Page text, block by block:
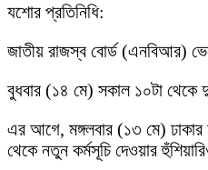
যশোর প্রতিনিধি:
জাতীয় রাজস্ব বোর্ড (এনবিআর)
বুধবার (১৪ মে) সকাল ১০টা থেকে
এর আগে, মঙ্গলবার (১৩ মে) ঢাকার
থেকে নতুন কর্মসূচি দেওয়ার